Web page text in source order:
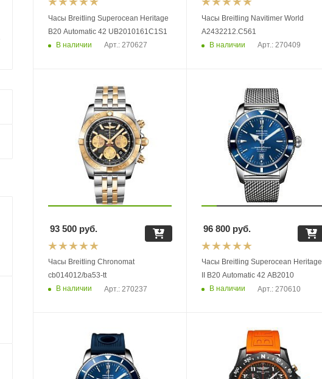
Часы Breitling Superocean Heritage
B20 Automatic 42 UB2010161C1S1
В наличии
Арт.: 270627
Часы Breitling Navitimer World
A2432212.C561
В наличии
Арт.: 270409
Часы Breitling Chronomat
cb014012/ba53-tt
В наличии
Арт.: 270237
93 500 руб.
Часы Breitling Superocean Heritage
II B20 Automatic 42 AB2010
В наличии
Арт.: 270610
96 800руб.